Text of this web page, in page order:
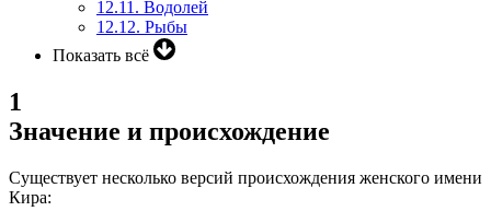
12.11. Водолей
12.12. Рыбы
Показать всё
1
Значение и происхождение
Существует несколько версий происхождения женского имени
Кира: